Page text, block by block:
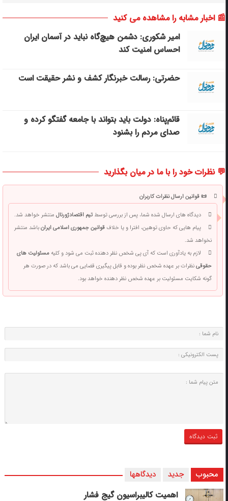
📰 اخبار مشابه را مشاهده می کنید
امیر شکوری: دشمن هیچ‌گاه نباید در آسمان ایران
احساس امنیت کند
حضرتی: رسالت خبرنگار کشف و نشر حقیقت است
قائم‌پناه: دولت باید بتواند با جامعه گفتگو کرده و
صدای مردم را بشنود
💬 نظرات خود را با ما در میان بگذارید
📜 قوانین ارسال نظرات کاربران
دیدگاه های ارسال شده شما، پس از بررسی توسطتیم اقتصادژورنالمنتشر خواهد شد.
پیام هایی که حاوی توهین، افترا و یا خلافقوانین جمهوری اسلامی ایرانباشد منتشر
نخواهد شد.
لازم به یادآوری است که آی پی شخص نظر دهنده ثبت می شود و کلیهمسئولیت های
حقوقینظرات بر عهده شخص نظر بوده و قابل پیگیری قضایی می باشد که در صورت هر
گونه شکایت مسئولیت بر عهده شخص نظر دهنده خواهد بود.
محبوب جدید دیدگاهها
اهمیت کالیبراسیون گیج فشار